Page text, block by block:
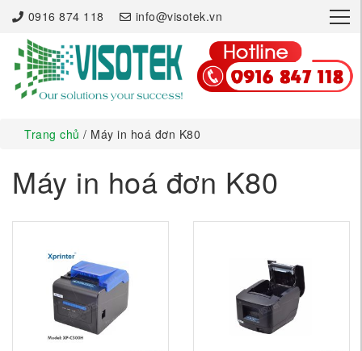
0916 874 118 info@visotek.vn ×
Trang chủ / Máy in hoá đơn K80
Máy in hoá đơn K80